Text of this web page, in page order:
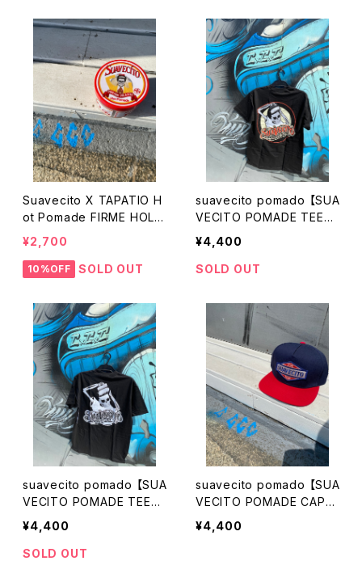
Suavecito X TAPATIO H
ot Pomade FIRME HOLD
Pomade
¥2,700
10%OFF SOLD OUT
suavecito pomado 【SUA
VECITO POMADE TEE】
M スアベシート スーベ
シート ポマード Tシャツ
¥4,400
SOLD OUT
suavecito pomado 【SUA
VECITO POMADE TEE】
M スアベシート ポマー
ド スーベシート ポマー
ド メンズ Tシャツ
¥4,400
SOLD OUT
suavecito pomado 【SUA
VECITO POMADE CAP】
スアベシート スーベシー
ト ポマード キャップ ト
¥4,400